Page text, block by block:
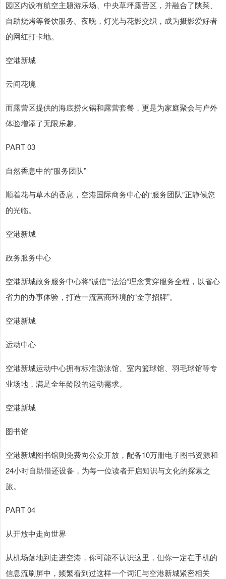
园区内设有航空主题游乐场、中央草坪露营区，并融合了陕菜、
自助烧烤等餐饮服务。夜晚，灯光与花影交织，成为摄影爱好者
的网红打卡地。
空港新城
云间花境
而露营区提供的海底捞火锅和露营套餐，更是为家庭聚会与户外
体验增添了无限乐趣。
PART 03
自然香息中的“服务团队”
顺着花与草木的香息，空港国际商务中心的“服务团队”正静候您
的光临。
空港新城
政务服务中心
空港新城政务服务中心将“诚信”“法治”理念贯穿服务全程，以省心
省力的办事体验，打造一流营商环境的“金字招牌”。
空港新城
运动中心
空港新城运动中心拥有标准游泳馆、室内篮球馆、羽毛球馆等专
业场地，满足全年龄段的运动需求。
空港新城
图书馆
空港新城图书馆则免费向公众开放，配备10万册电子图书资源和
24小时自助借还设备，为每一位读者开启知识与文化的探索之
旅。
PART 04
从开放中走向世界
从机场落地到走进空港，你可能不认识这里，但你一定在手机的
信息流刷屏中，频繁看到过这样一个词汇与空港新城紧密相关